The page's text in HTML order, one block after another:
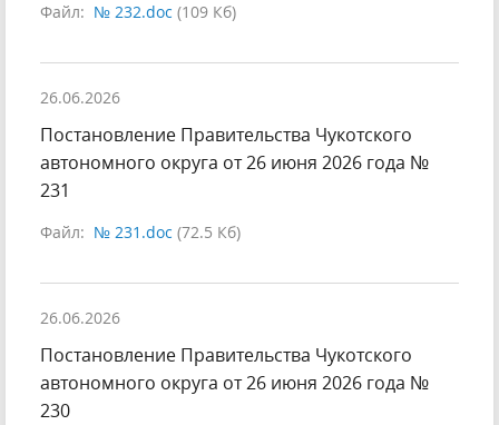
Файл: № 232.doc (109 Кб)
26.06.2026
Постановление Правительства Чукотского
автономного округа от 26 июня 2026 года №
231
Файл: № 231.doc (72.5 Кб)
26.06.2026
Постановление Правительства Чукотского
автономного округа от 26 июня 2026 года №
230